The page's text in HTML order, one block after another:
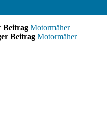
Beitrag Motormäher
Beitrag Motormäher